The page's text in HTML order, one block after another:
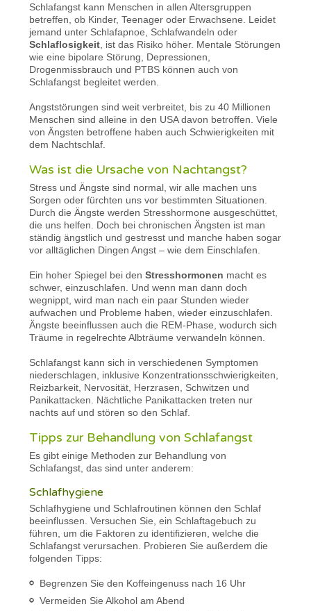
Schlafangst kann Menschen in allen Altersgruppen
betreffen, ob Kinder, Teenager oder Erwachsene. Leidet
jemand unter Schlafapnoe, Schlafwandeln oder
Schlaflosigkeit , ist das Risiko höher. Mentale Störungen
wie eine bipolare Störung, Depressionen,
Drogenmissbrauch und PTBS können auch von
Schlafangst begleitet werden.
Angststörungen sind weit verbreitet, bis zu 40 Millionen
Menschen sind alleine in den USA davon betroffen. Viele
von Ängsten betroffene haben auch Schwierigkeiten mit
dem Nachtschlaf.
Was ist die Ursache von Nachtangst?
Stress und Ängste sind normal, wir alle machen uns
Sorgen oder fürchten uns vor bestimmten Situationen.
Durch die Ängste werden Stresshormone ausgeschüttet,
die uns helfen. Doch bei chronischen Ängsten ist man
ständig ängstlich und gestresst und manche haben sogar
vor alltäglichen Dingen Angst – wie dem Einschlafen.
Ein hoher Spiegel bei denStresshormonen macht es
schwer, einzuschlafen. Und wenn man dann doch
wegnippt, wird man nach ein paar Stunden wieder
aufwachen und Probleme haben, wieder einzuschlafen.
Ängste beeinflussen auch die REM-Phase, wodurch sich
Träume in regelrechte Albträume verwandeln können.
Schlafangst kann sich in verschiedenen Symptomen
niederschlagen, inklusive Konzentrationsschwierigkeiten,
Reizbarkeit, Nervosität, Herzrasen, Schwitzen und
Panikattacken. Nächtliche Panikattacken treten nur
nachts auf und stören so den Schlaf.
Tipps zur Behandlung von Schlafangst
Es gibt einige Methoden zur Behandlung von
Schlafangst, das sind unter anderem:
Schlafhygiene
Schlafhygiene und Schlafroutinen können den Schlaf
beeinflussen. Versuchen Sie, ein Schlaftagebuch zu
führen, um die Faktoren zu identifizieren, welche die
Schlafangst verursachen. Probieren Sie außerdem die
folgenden Tipps:
Begrenzen Sie den Koffeingenuss nach 16 Uhr
Vermeiden Sie Alkohol am Abend